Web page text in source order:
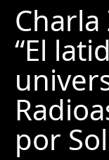
“El
por